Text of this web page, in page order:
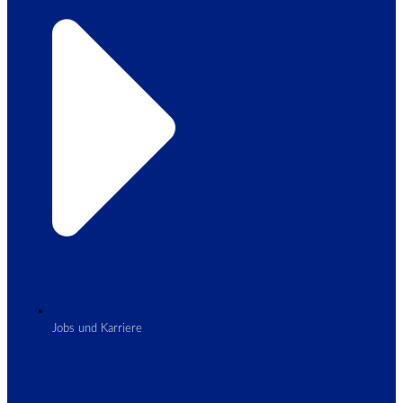
Jobs und Karriere